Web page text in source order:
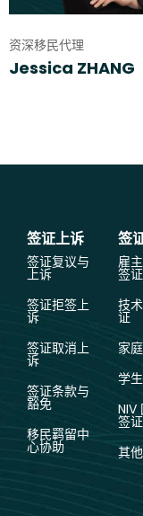
资深移民代理
Jessica ZHANG
签证上诉
签证复议与
上诉
签证拒签上
诉
签证取消上
诉
签证条款与
豁免
移民羁留中
心协助
签
雇
签证
技
证
家
学
NIV
签证
其